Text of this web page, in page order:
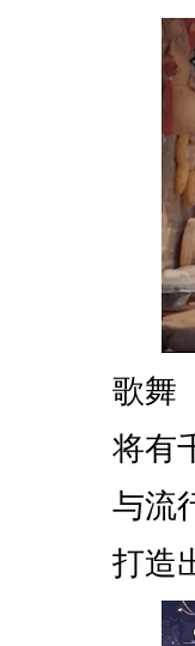
歌舞
将有千
与流行
打造出